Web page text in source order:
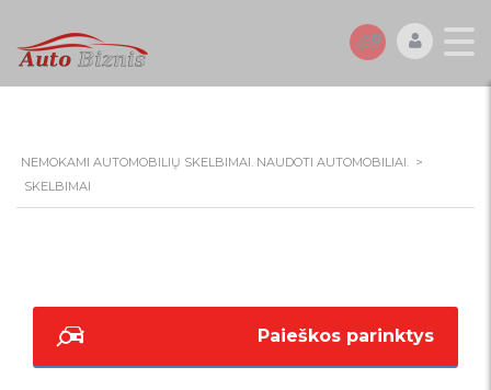
NEMOKAMI AUTOMOBILIŲ SKELBIMAI. NAUDOTI AUTOMOBILIAI. >
SKELBIMAI
Paieškos parinktys